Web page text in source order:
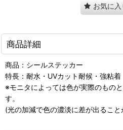
お気に
商品詳細
商品：シールステッカー
特長：耐水・UVカット耐候・強粘着
※モニタによっては色が実際のもの
す。
(光の加減で色の濃淡に差が出ること